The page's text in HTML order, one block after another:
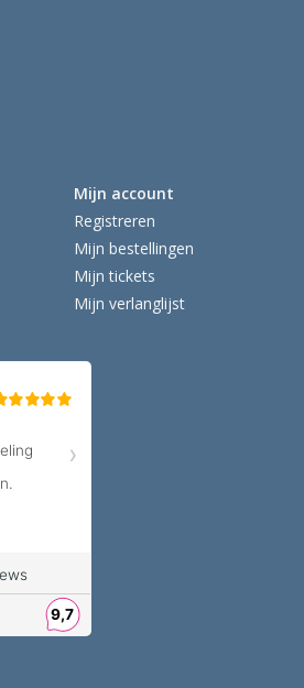
Mijn account
Registreren
Mijn bestellingen
Mijn tickets
Mijn verlanglijst